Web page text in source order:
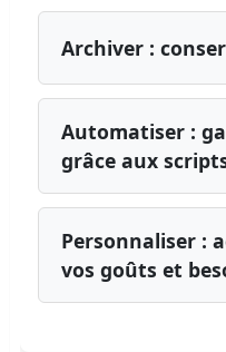
Archiver :
Automatiser :
grâce aux
Personnaliser :
vos goûts et